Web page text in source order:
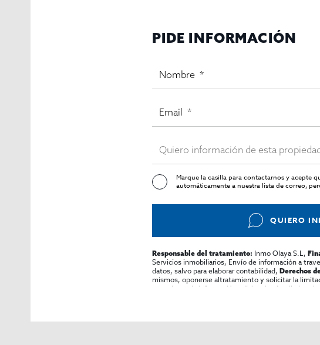
PIDE INFORMACIÓN
Marque la casilla para contactarnos y acepte
automáticamente a nuestra lista de correo,
QUIERO
Responsable del tratamiento: Inmo Olaya S.L,
Servicios inmobiliarios, Envío de información a
datos, salvo para elaborar contabilidad, Derechos
mismos, oponerse altratamiento y solicitar la
consultarse la información adicional y detallada